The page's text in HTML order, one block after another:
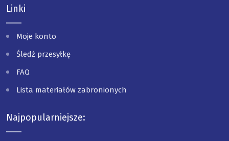
Linki
Moje konto
Śledź przesyłkę
FAQ
Lista materiałów zabronionych
Najpopularniejsze: